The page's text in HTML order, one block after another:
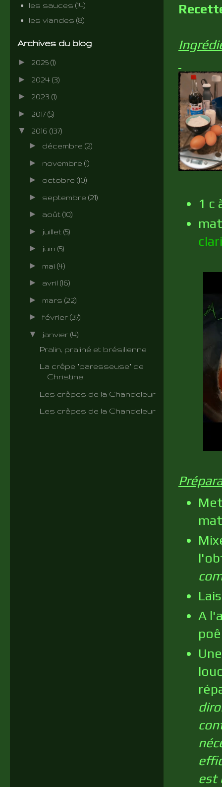
1 c
A
est
les sauces (14)
les viandes (8)
Archives du blog
► 2025 (1)
► 2024 (3)
► 2023 (1)
► 2017 (5)
▼ 2016 (137)
► décembre (2)
► novembre (1)
► octobre (10)
► septembre (21)
► août (10)
► juillet (5)
► juin (5)
► mai (4)
► avril (16)
► mars (22)
► février (37)
▼ janvier (4)
Pralin, praliné et brésilienne
La crêpe "paresseuse" de
Christine
Les crêpes de la Chandeleur
Les crêpes de la Chandeleur